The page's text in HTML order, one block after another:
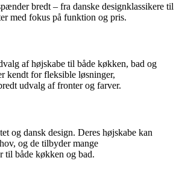
bredt – fra danske designklassikere til
med fokus på funktion og pris.
af højskabe til både køkken, bad og
kendt for fleksible løsninger,
udvalg af fronter og farver.
og dansk design. Deres højskabe kan
og de tilbyder mange
til både køkken og bad.